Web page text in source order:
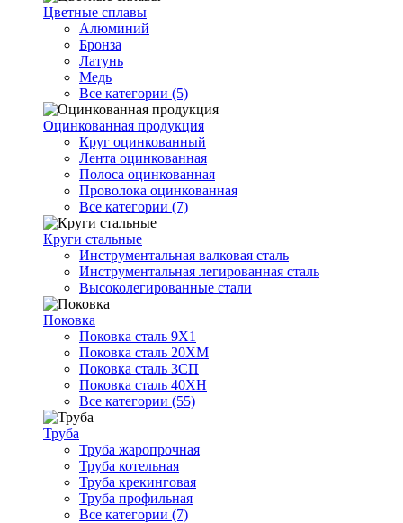
Цветные сплавы
Алюминий
Бронза
Латунь
Медь
Все категории (5)
Оцинкованная продукция
Круг оцинкованный
Лента оцинкованная
Полоса оцинкованная
Проволока оцинкованная
Все категории (7)
Круги стальные
Инструментальная валковая сталь
Инструментальная легированная сталь
Высоколегированные стали
Поковка
Поковка сталь 9Х1
Поковка сталь 20ХМ
Поковка сталь 3СП
Поковка сталь 40ХН
Все категории (55)
Труба
Труба жаропрочная
Труба котельная
Труба крекинговая
Труба профильная
Все категории (7)